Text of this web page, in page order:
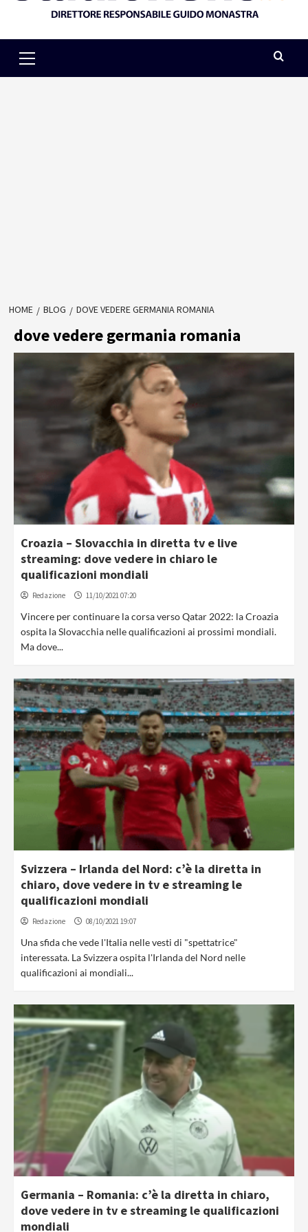
Menu
HOME BLOG DOVE VEDERE GERMANIA ROMANIA
dove vedere germania romania
Croazia – Slovacchia in diretta tv e live
streaming: dove vedere in chiaro le
qualificazioni mondiali
Redazione 11/10/2021 07:20
Vincere per continuare la corsa verso Qatar 2022: la Croazia
ospita la Slovacchia nelle qualificazioni ai prossimi mondiali.
Ma dove...
Svizzera – Irlanda del Nord: c’è la diretta in
chiaro, dove vedere in tv e streaming le
qualificazioni mondiali
Redazione 08/10/2021 19:07
Una sfida che vede l'Italia nelle vesti di "spettatrice"
interessata. La Svizzera ospita l'Irlanda del Nord nelle
qualificazioni ai mondiali...
Germania – Romania: c’è la diretta in chiaro,
dove vedere in tv e streaming le qualificazioni
mondiali